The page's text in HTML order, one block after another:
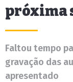
próxima
Faltou tempo
gravação das
apresentado